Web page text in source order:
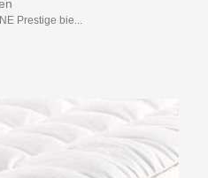
Prestige bie...